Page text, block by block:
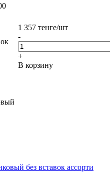
1 357 тенге/шт
-
+
В корзину
без вставок ассорти